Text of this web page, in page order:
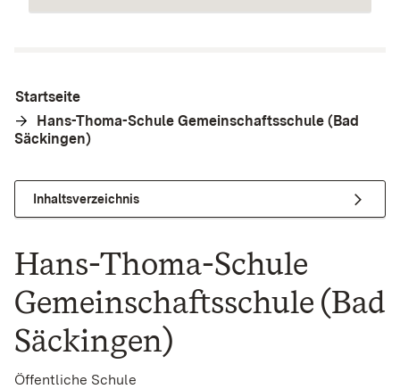
Startseite
Hans-Thoma-Schule Gemeinschaftsschule (Bad
Säckingen)
Inhaltsverzeichnis
Hans-Thoma-Schule
Gemeinschaftsschule (Bad
Säckingen)
Öffentliche Schule